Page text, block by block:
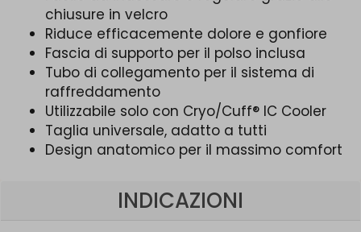
chiusure in velcro
Riduce efficacemente dolore e gonfiore
Fascia di supporto per il polso inclusa
Tubo di collegamento per il sistema di
raffreddamento
Utilizzabile solo con Cryo/Cuff® IC Cooler
Taglia universale, adatto a tutti
Design anatomico per il massimo comfort
INDICAZIONI